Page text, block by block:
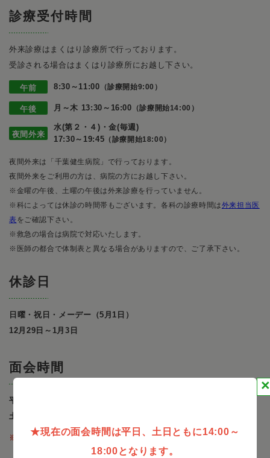
★現在の面会時間は平日、土日ともに14:00～
18:00となります。
診療受付時間
外来診療はまくはり診療所で行っております。
受診される場合はまくはり診療所にお越し下さい。
午前 8:30～11:00 （診療開始9:00）
午後 月～木 13:30～16:00 （診療開始14:00）
夜間外来
水(第２・４)・金(毎週)
17:30～19:45 （診療開始18:00）
夜間外来は「千葉健生病院」で行っております。
夜間外来をご利用の方は、病院の方にお越し下さい。
※金曜の午後、土曜の午後は外来診療を行っていません。
※科によっては休診の時間帯もございます。各科の診療時間は外来担当医
表をご確認下さい。
※救急の場合は病院で対応いたします。
※医師の都合で体制表と異なる場合がありますので、ご了承下さい。
休診日
日曜・祝日・メーデー（5月1日）
12月29日～1月3日
面会時間
平日 14:30〜20:00
土日・祝日 11:00〜20:00
※感染予防の為、ただいま面会禁止中です。